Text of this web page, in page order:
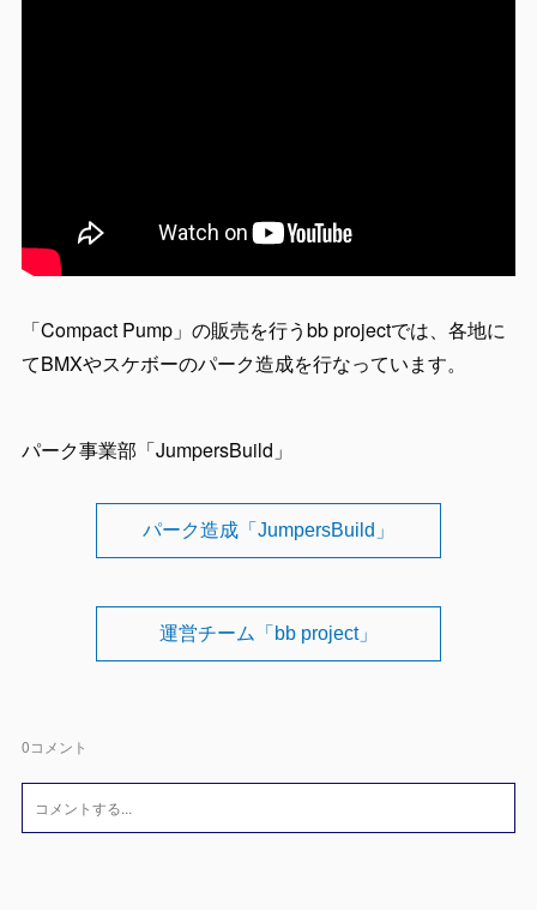
「Compact Pump」の販売を行うbb projectでは、各地に
てBMXやスケボーのパーク造成を行なっています。
パーク事業部「JumpersBuild」
パーク造成「JumpersBuild」
運営チーム「bb project」
0コメント